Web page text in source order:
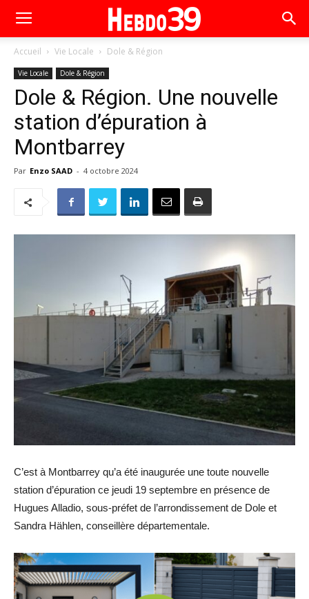
Accueil Vie Locale Dole & Région
Vie Locale Dole & Région
Dole & Région. Une nouvelle
station d’épuration à
Montbarrey
Par Enzo SAAD - 4 octobre 2024
C’est à Montbarrey qu’a été inaugurée une toute nouvelle
station d’épuration ce jeudi 19 septembre en présence de
Hugues Alladio, sous-préfet de l’arrondissement de Dole et
Sandra Hählen, conseillère départementale.